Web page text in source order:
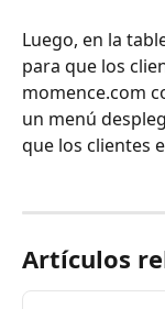
Luego, en la
para que los
momence.com
un menú
que los clientes
Artículos